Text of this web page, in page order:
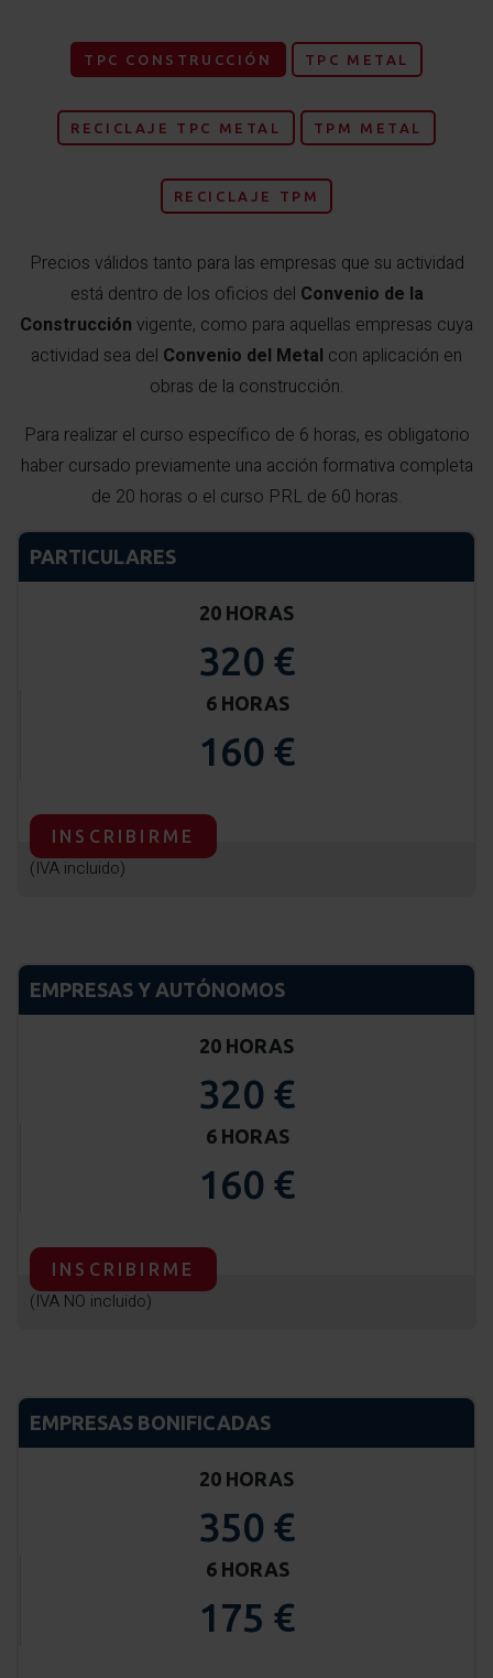
TPC CONSTRUCCIÓN TPC METAL
RECICLAJE TPC METAL TPM METAL
RECICLAJE TPM
Precios válidos tanto para las empresas que su actividad
está dentro de los oficios del Convenio de la
Construcción vigente, como para aquellas empresas cuya
actividad sea del Convenio del Metal con aplicación en
obras de la construcción.
Para realizar el curso específico de 6 horas, es obligatorio
haber cursado previamente una acción formativa completa
de 20 horas o el curso PRL de 60 horas.
PARTICULARES
20 HORAS
320 €
6 HORAS
160 €
INSCRIBIRME
(IVA incluido)
EMPRESAS Y AUTÓNOMOS
20 HORAS
320 €
6 HORAS
160 €
INSCRIBIRME
(IVA NO incluido)
EMPRESAS BONIFICADAS
20 HORAS
350 €
6 HORAS
175 €